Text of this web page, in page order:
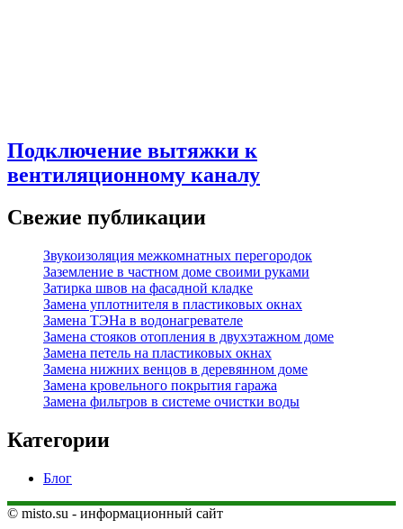
Подключение вытяжки к
вентиляционному каналу
Свежие публикации
Звукоизоляция межкомнатных перегородок
Заземление в частном доме своими руками
Затирка швов на фасадной кладке
Замена уплотнителя в пластиковых окнах
Замена ТЭНа в водонагревателе
Замена стояков отопления в двухэтажном доме
Замена петель на пластиковых окнах
Замена нижних венцов в деревянном доме
Замена кровельного покрытия гаража
Замена фильтров в системе очистки воды
Категории
Блог
© misto.su - информационный сайт